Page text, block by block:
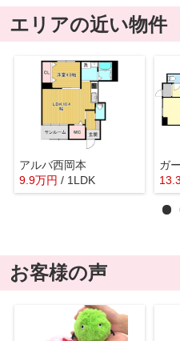
エリアの近い物件
アルバ西岡本
9.9万円 / 1LDK
ガ
13.3
お客様の声